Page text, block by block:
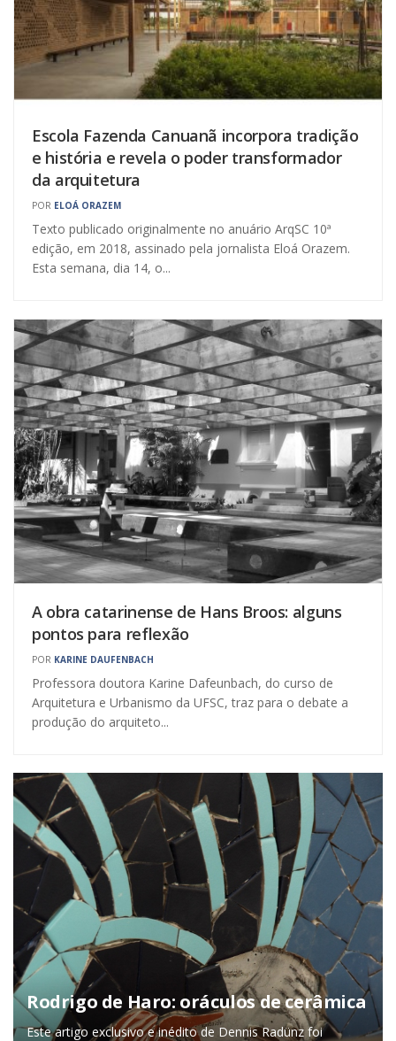
Escola Fazenda Canuanã incorpora tradição
e história e revela o poder transformador
da arquitetura
POR ELOÁ ORAZEM
Texto publicado originalmente no anuário ArqSC 10ª
edição, em 2018, assinado pela jornalista Eloá Orazem.
Esta semana, dia 14, o...
A obra catarinense de Hans Broos: alguns
pontos para reflexão
POR KARINE DAUFENBACH
Professora doutora Karine Dafeunbach, do curso de
Arquitetura e Urbanismo da UFSC, traz para o debate a
produção do arquiteto...
Rodrigo de Haro: oráculos de cerâmica
Este artigo exclusivo e inédito de Dennis Radünz foi